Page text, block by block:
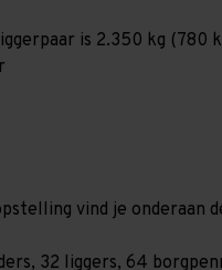
is 2.350 kg (780
vind je onderaan
32 liggers, 64